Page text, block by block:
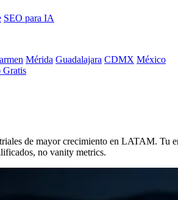
SEO para IA
Mérida Guadalajara CDMX México
Gratis
de mayor crecimiento en LATAM. Tu
no vanity metrics.